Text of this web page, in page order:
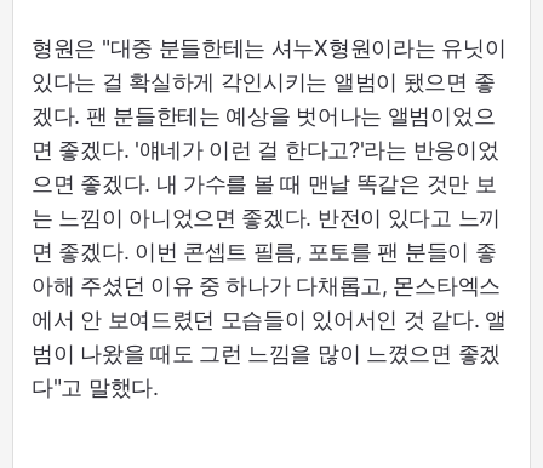
형원은 "대중 분들한테는 셔누X형원이라는 유닛이
있다는 걸 확실하게 각인시키는 앨범이 됐으면 좋
겠다. 팬 분들한테는 예상을 벗어나는 앨범이었으
면 좋겠다. '얘네가 이런 걸 한다고?'라는 반응이었
으면 좋겠다. 내 가수를 볼 때 맨날 똑같은 것만 보
는 느낌이 아니었으면 좋겠다. 반전이 있다고 느끼
면 좋겠다. 이번 콘셉트 필름, 포토를 팬 분들이 좋
아해 주셨던 이유 중 하나가 다채롭고, 몬스타엑스
에서 안 보여드렸던 모습들이 있어서인 것 같다. 앨
범이 나왔을 때도 그런 느낌을 많이 느꼈으면 좋겠
다"고 말했다.